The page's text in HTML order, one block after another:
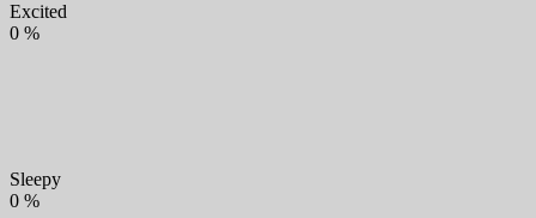
Excited
0 %
Sleepy
0 %